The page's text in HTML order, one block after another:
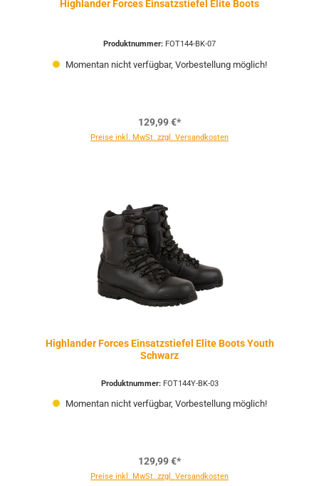
Highlander Forces Einsatzstiefel Elite Boots
Produktnummer: FOT144-BK-07
Momentan nicht verfügbar, Vorbestellung möglich!
129,99 €*
Preise inkl. MwSt. zzgl. Versandkosten
Highlander Forces Einsatzstiefel Elite Boots Youth
Schwarz
Produktnummer: FOT144Y-BK-03
Momentan nicht verfügbar, Vorbestellung möglich!
129,99 €*
Preise inkl. MwSt. zzgl. Versandkosten